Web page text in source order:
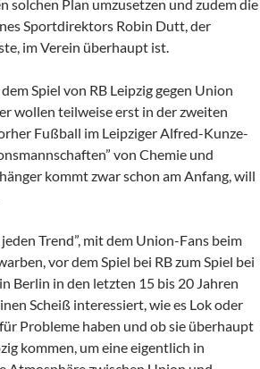
solchen Plan umzusetzen und zudem die
Sportdirektors Robin Dutt, der
im Verein überhaupt ist.
Spiel von RB Leipzig gegen Union
wollen teilweise erst in der zweiten
Fußball im Leipziger Alfred-Kunze-
von Chemie und
kommt zwar schon am Anfang, will
Trend”, mit dem Union-Fans beim
vor dem Spiel bei RB zum Spiel bei
Berlin in den letzten 15 bis 20 Jahren
Scheiß interessiert, wie es Lok oder
Probleme haben und ob sie überhaupt
kommen, um eine eigentlich in